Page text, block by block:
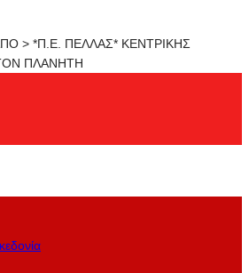
> *Π.Ε. ΠΕΛΛΑΣ* ΚΕΝΤΡΙΚΗΣ
ΠΛΑΝΗΤΗ